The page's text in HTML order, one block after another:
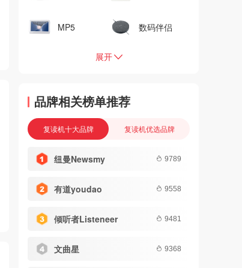
MP5 数码伴侣
展开
品牌相关榜单推荐
复读机十大品牌 复读机优选品牌
纽曼Newsmy 9789
有道youdao 9558
倾听者Listeneer 9481
文曲星 9368